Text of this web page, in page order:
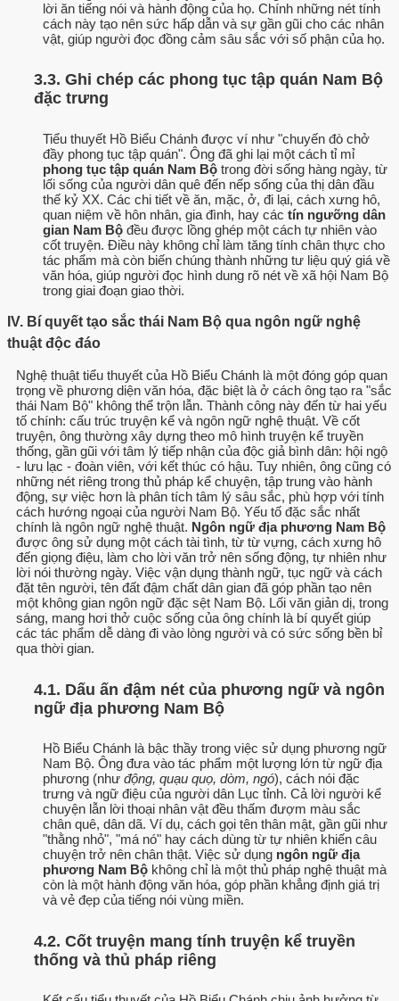
lời ăn tiếng nói và hành động của họ. Chính những nét tính
cách này tạo nên sức hấp dẫn và sự gần gũi cho các nhân
vật, giúp người đọc đồng cảm sâu sắc với số phận của họ.
3.3. Ghi chép các phong tục tập quán Nam Bộ
đặc trưng
Tiểu thuyết Hồ Biểu Chánh được ví như "chuyến đò chở
đầy phong tục tập quán". Ông đã ghi lại một cách tỉ mỉ
phong tục tập quán Nam Bộ trong đời sống hàng ngày, từ
lối sống của người dân quê đến nếp sống của thị dân đầu
thế kỷ XX. Các chi tiết về ăn, mặc, ở, đi lại, cách xưng hô,
quan niệm về hôn nhân, gia đình, hay các tín ngưỡng dân
gian Nam Bộ đều được lồng ghép một cách tự nhiên vào
cốt truyện. Điều này không chỉ làm tăng tính chân thực cho
tác phẩm mà còn biến chúng thành những tư liệu quý giá về
văn hóa, giúp người đọc hình dung rõ nét về xã hội Nam Bộ
trong giai đoạn giao thời.
IV. Bí quyết tạo sắc thái Nam Bộ qua ngôn ngữ nghệ
thuật độc đáo
Nghệ thuật tiểu thuyết của Hồ Biểu Chánh là một đóng góp quan
trọng về phương diện văn hóa, đặc biệt là ở cách ông tạo ra "sắc
thái Nam Bộ" không thể trộn lẫn. Thành công này đến từ hai yếu
tố chính: cấu trúc truyện kể và ngôn ngữ nghệ thuật. Về cốt
truyện, ông thường xây dựng theo mô hình truyện kể truyền
thống, gần gũi với tâm lý tiếp nhận của độc giả bình dân: hội ngộ
- lưu lạc - đoàn viên, với kết thúc có hậu. Tuy nhiên, ông cũng có
những nét riêng trong thủ pháp kể chuyện, tập trung vào hành
động, sự việc hơn là phân tích tâm lý sâu sắc, phù hợp với tính
cách hướng ngoại của người Nam Bộ. Yếu tố đặc sắc nhất
chính là ngôn ngữ nghệ thuật. Ngôn ngữ địa phương Nam Bộ
được ông sử dụng một cách tài tình, từ từ vựng, cách xưng hô
đến giọng điệu, làm cho lời văn trở nên sống động, tự nhiên như
lời nói thường ngày. Việc vận dụng thành ngữ, tục ngữ và cách
đặt tên người, tên đất đậm chất dân gian đã góp phần tạo nên
một không gian ngôn ngữ đặc sệt Nam Bộ. Lối văn giản dị, trong
sáng, mang hơi thở cuộc sống của ông chính là bí quyết giúp
các tác phẩm dễ dàng đi vào lòng người và có sức sống bền bỉ
qua thời gian.
4.1. Dấu ấn đậm nét của phương ngữ và ngôn
ngữ địa phương Nam Bộ
Hồ Biểu Chánh là bậc thầy trong việc sử dụng phương ngữ
Nam Bộ. Ông đưa vào tác phẩm một lượng lớn từ ngữ địa
phương (như động, quạu quọ, dòm, ngó), cách nói đặc
trưng và ngữ điệu của người dân Lục tỉnh. Cả lời người kể
chuyện lẫn lời thoại nhân vật đều thấm đượm màu sắc
chân quê, dân dã. Ví dụ, cách gọi tên thân mật, gần gũi như
"thằng nhỏ", "má nó" hay cách dùng từ tự nhiên khiến câu
chuyện trở nên chân thật. Việc sử dụng ngôn ngữ địa
phương Nam Bộ không chỉ là một thủ pháp nghệ thuật mà
còn là một hành động văn hóa, góp phần khẳng định giá trị
và vẻ đẹp của tiếng nói vùng miền.
4.2. Cốt truyện mang tính truyện kể truyền
thống và thủ pháp riêng